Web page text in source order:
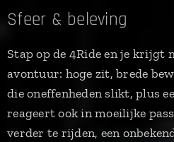
Sfeer & beleving
Stap op de 4Ride en je krijgt
avontuur: hoge zit, brede
die oneffenheden slikt, plus
reageert ook in moeilijke
verder te rijden, een